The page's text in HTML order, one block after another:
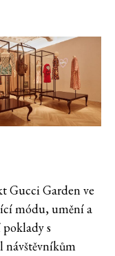
Gucci Garden ve
módu, umění a
s
návštěvníkům